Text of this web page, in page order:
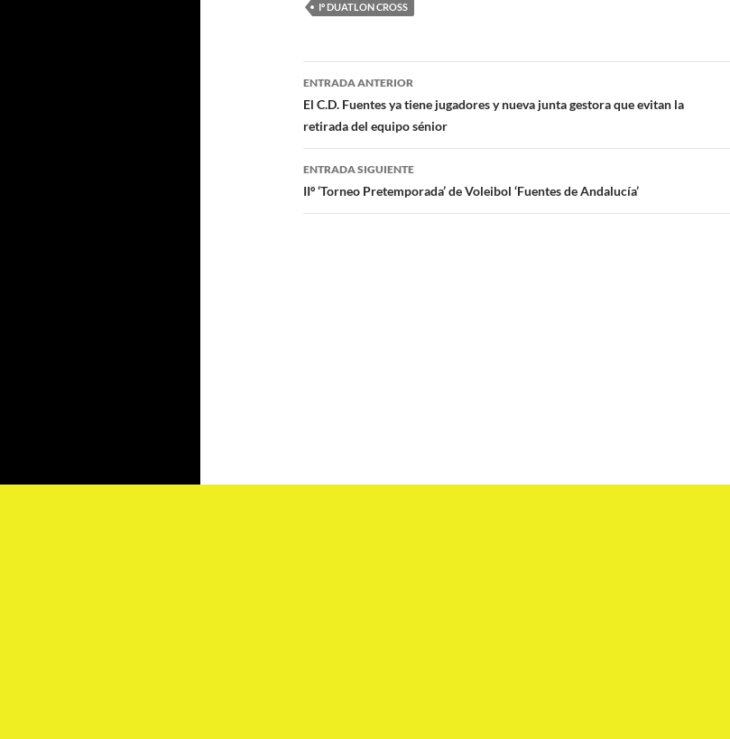
Iº DUATLON CROSS
Navegación
de
entradas
ENTRADA ANTERIOR
El C.D. Fuentes ya tiene jugadores y nueva junta gestora que evitan la
retirada del equipo sénior
ENTRADA SIGUIENTE
IIº ‘Torneo Pretemporada’ de Voleibol ‘Fuentes de Andalucía’